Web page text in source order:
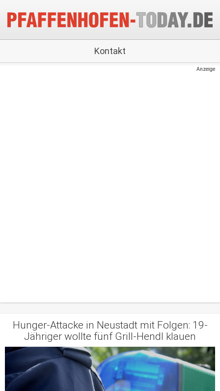
Kontakt
Anzeige
Hunger-Attacke in Neustadt mit Folgen: 19-
Jähriger wollte fünf Grill-Hendl klauen